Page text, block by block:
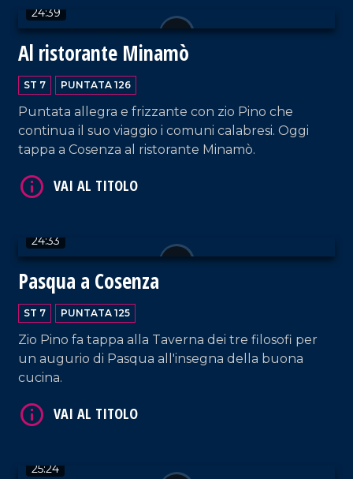
24:39
Al ristorante Minamò
ST 7 PUNTATA 126
Puntata allegra e frizzante con zio Pino che
continua il suo viaggio i comuni calabresi. Oggi
tappa a Cosenza al ristorante Minamò.
24:33
Pasqua a Cosenza
ST 7 PUNTATA 125
Zio Pino fa tappa alla Taverna dei tre filosofi per
un augurio di Pasqua all'insegna della buona
cucina.
25:24
VAI AL TITOLO
VAI AL TITOLO
VAI AL TITOLO